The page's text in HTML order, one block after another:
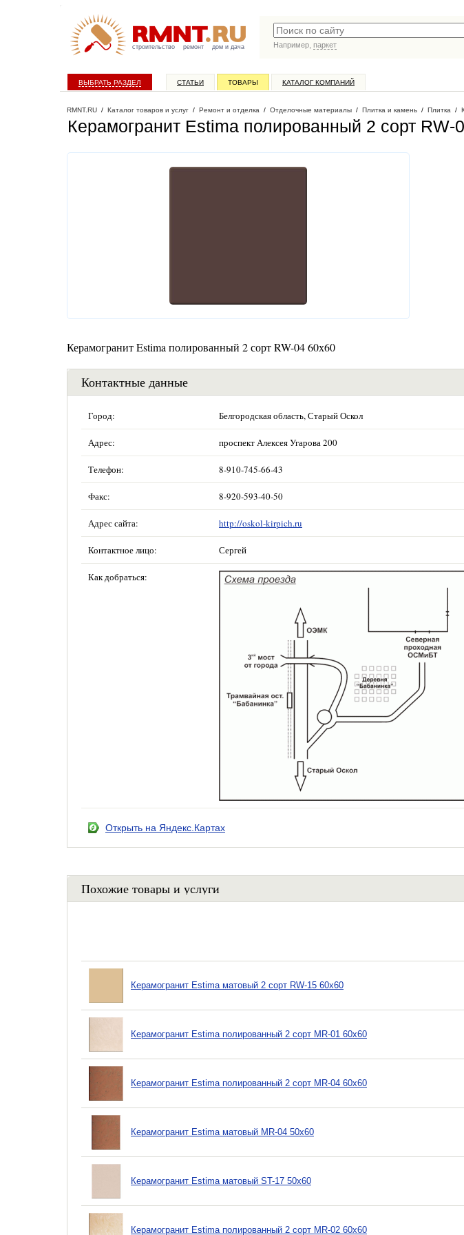
строительство ремонт дом и дача
Например, паркет
ВЫБРАТЬ РАЗДЕЛ СТАТЬИ ТОВАРЫ КАТАЛОГ КОМПАНИЙ
RMNT.RU / Каталог товаров и услуг / Ремонт и отделка / Отделочные материалы / Плитка и камень / Плитка /
Керамогранит Estima полированный 2 сорт RW-
Керамогранит Estima полированный 2 сорт RW-04 60х60
Контактные данные
Город: Белгородская область, Старый Оскол
Адрес: проспект Алексея Угарова 200
Телефон: 8-910-745-66-43
Факс: 8-920-593-40-50
Адрес сайта: http://oskol-kirpich.ru
Контактное лицо: Сергей
Как добраться:
Открыть на Яндекс.Картах
Похожие товары и услуги
Керамогранит Estima матовый 2 сорт RW-15 60х60
Керамогранит Estima полированный 2 сорт MR-01 60х60
Керамогранит Estima полированный 2 сорт MR-04 60х60
Керамогранит Estima матовый MR-04 50х60
Керамогранит Estima матовый ST-17 50х60
Керамогранит Estima полированный 2 сорт MR-02 60х60